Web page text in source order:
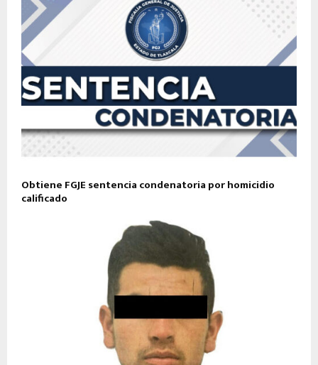
Obtiene FGJE sentencia condenatoria por homicidio
calificado